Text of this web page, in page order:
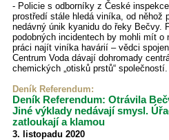
- Policie s odborníky z České
prostředí stále hledá viníka, od něhož
nedávný únik kyanidu do řeky Bečvy.
podobných incidentech by mohli mít o
práci najít viníka havárií – vědci
Centrum Voda dávají dohromady
chemických „otisků prstů“ společností.
Deník Referendum:
Deník Referendum: Otrávila
Jiné výklady nedávají smysl.
zatloukají a klamou
3. listopadu 2020